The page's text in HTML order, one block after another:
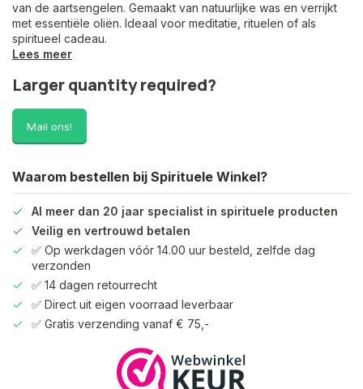
van de aartsengelen. Gemaakt van natuurlijke was en verrijkt
met essentiële oliën. Ideaal voor meditatie, rituelen of als
spiritueel cadeau.
Lees meer
Larger quantity required?
Mail ons!
Waarom bestellen bij Spirituele Winkel?
Al meer dan 20 jaar specialist in spirituele producten
Veilig en vertrouwd betalen
✅ Op werkdagen vóór 14.00 uur besteld, zelfde dag
verzonden
✅ 14 dagen retourrecht
✅ Direct uit eigen voorraad leverbaar
✅ Gratis verzending vanaf € 75,-